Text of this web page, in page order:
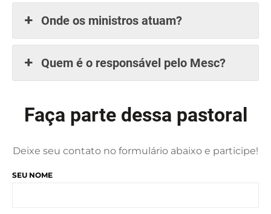
Onde os ministros atuam?
Quem é o responsável pelo Mesc?
Faça parte dessa pastoral
Deixe seu contato no formulário abaixo e participe!
SEU NOME